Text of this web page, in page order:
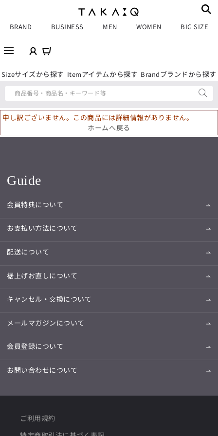
BRAND BUSINESS MEN WOMEN BIG SIZE
Sizeサイズから探す Itemアイテムから探す Brandブランドから探す
商品番号・商品名・キーワード等
申し訳ございません。この商品には詳細情報がありません。
ホームへ戻る
Guide
会員特典について
お支払い方法について
配送について
裾上げお直しについて
キャンセル・交換について
メールマガジンについて
会員登録について
お問い合わせについて
ご利用規約